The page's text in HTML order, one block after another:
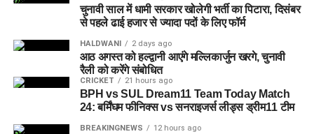
साबित करने के लिए करता था।
फिलहाल पुलिस ने मामला दर्ज कर जांच आगे बढ़ा दी है। अधिकारियों का
कहना है कि जांच के दौरान यदि अन्य पीड़ित सामने आते हैं तो उनके बयान
भी दर्ज किए जाएंगे और मामले के सभी पहलुओं की गहन पड़ताल की जाएगी।
FAQs (EX Ias Son Yashvardhan Arrested)
चुनावी साल में धामी सरकार खोलेगी भर्ती का पिटारा, दिसंबर
से पहले ढाई हजार से ज्यादा पदों के लिए फॉर्म
HALDWANI 2 days ago
आठ अगस्त को हल्द्वानी आएंगे मल्लिकार्जुन खरगे, चुनावी
रैली को करेंगे संबोधित
CRICKET 21 hours ago
BPH vs SUL Dream11 Team Today Match
24: बर्मिंघम फीनिक्स vs सनराइजर्स लीड्स ड्रीम11 टीम
BREAKINGNEWS 12 hours ago